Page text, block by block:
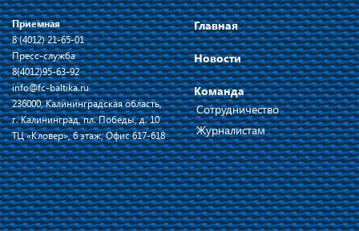
Приемная
8 (4012) 21-65-01
Пресс-служба
8(4012)95-63-92
info@fc-baltika.ru
236000, Калининградская область,
г. Калининград, пл. Победы, д. 10
ТЦ «Кловер», 6 этаж, Офис 617-618
Главная
Новости
Команда
Сотрудничество
Журналистам